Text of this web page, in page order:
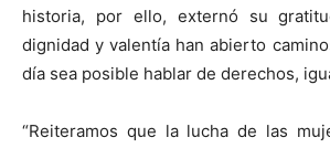
historia, por ello, externó su
dignidad y valentía han abierto
día sea posible hablar de derechos,
“Reiteramos que la lucha de las